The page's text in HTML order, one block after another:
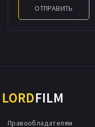
ОТПРАВИТЬ
LORDFILM
Правообладателям